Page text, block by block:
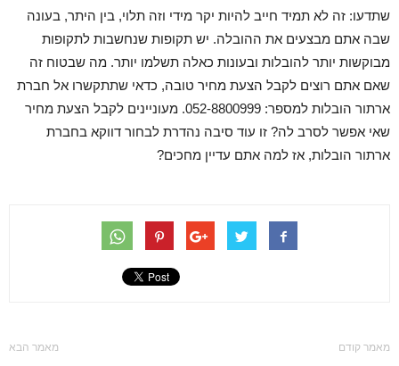
שתדעו: זה לא תמיד חייב להיות יקר מידי וזה תלוי, בין היתר, בעונה
שבה אתם מבצעים את ההובלה. יש תקופות שנחשבות לתקופות
מבוקשות יותר להובלות ובעונות כאלה תשלמו יותר. מה שבטוח זה
שאם אתם רוצים לקבל הצעת מחיר טובה, כדאי שתתקשרו אל חברת
ארתור הובלות למספר: 052-8800999. מעוניינים לקבל הצעת מחיר
שאי אפשר לסרב לה? זו עוד סיבה נהדרת לבחור דווקא בחברת
ארתור הובלות, אז למה אתם עדיין מחכים?
מאמר קודם מאמר הבא